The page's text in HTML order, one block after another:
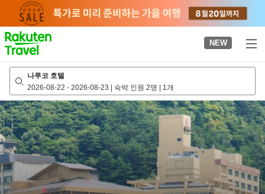
page
NEW
나루코 호텔
2026-08-22 - 2026-08-23 | 숙박 인원 2명 | 1개